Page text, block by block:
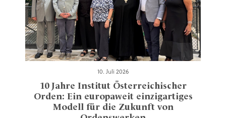
10. Juli 2026
10 Jahre Institut Österreichischer
Orden: Ein europaweit einzigartiges
Modell für die Zukunft von